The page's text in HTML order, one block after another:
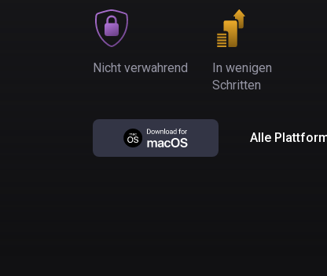
Nicht verwahrend
In wenigen
Schritten
Alle